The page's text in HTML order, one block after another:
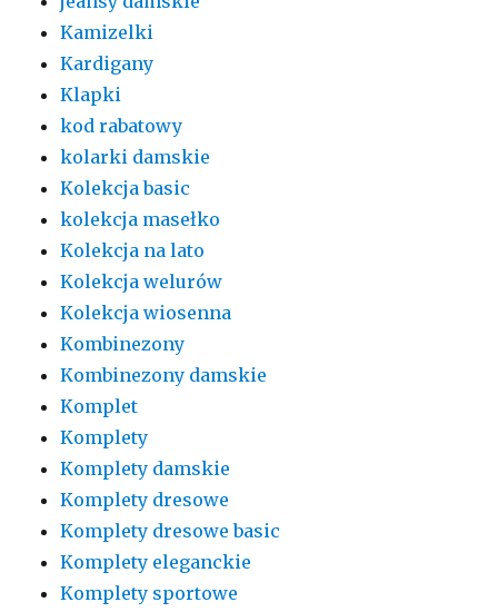
Kamizelki
Kardigany
Klapki
kod rabatowy
kolarki damskie
Kolekcja basic
kolekcja masełko
Kolekcja na lato
Kolekcja welurów
Kolekcja wiosenna
Kombinezony
Kombinezony damskie
Komplet
Komplety
Komplety damskie
Komplety dresowe
Komplety dresowe basic
Komplety eleganckie
Komplety sportowe